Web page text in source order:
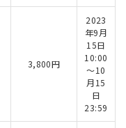
3,800円
2023
年9月
15日
10:00
～10
月15
日
23:59